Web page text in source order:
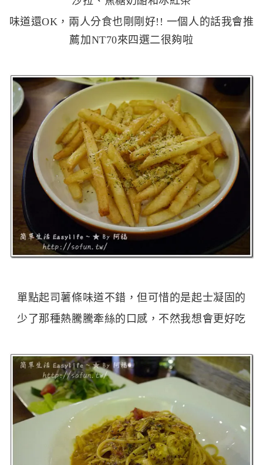
味道還OK，兩人分食也剛剛好!! 一個人的話我會推
薦加NT70來四選二很夠啦
單點起司薯條味道不錯，但可惜的是起士凝固的
少了那種熱騰騰牽絲的口感，不然我想會更好吃